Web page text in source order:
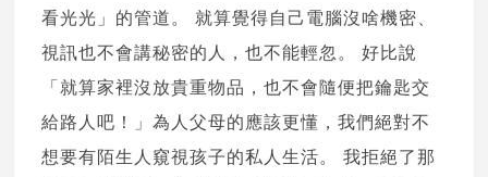
看光光」的管道。 就算覺得自己電腦沒啥機密、
視訊也不會講秘密的人，也不能輕忽。 好比說
「就算家裡沒放貴重物品，也不會隨便把鑰匙交
給路人吧！」為人父母的應該更懂，我們絕對不
想要有陌生人窺視孩子的私人生活。 我拒絕了那